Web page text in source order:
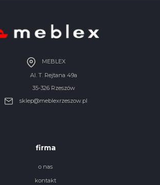
MEBLEX
Al. T. Rejtana 49a
35-326 Rzeszów
sklep@meblexrzeszow.pl
firma
o nas
kontakt